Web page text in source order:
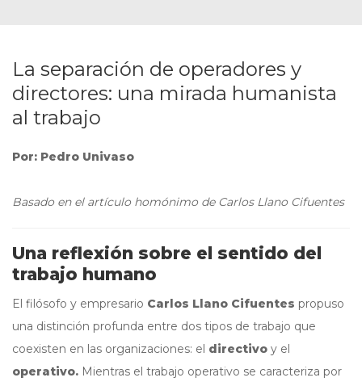
La separación de operadores y
directores: una mirada humanista
al trabajo
Por: Pedro Univaso
Basado en el artículo homónimo de Carlos Llano Cifuentes
Una reflexión sobre el sentido del
trabajo humano
El filósofo y empresario Carlos Llano Cifuentes propuso
una distinción profunda entre dos tipos de trabajo que
coexisten en las organizaciones: el directivo y el
operativo. Mientras el trabajo operativo se caracteriza por